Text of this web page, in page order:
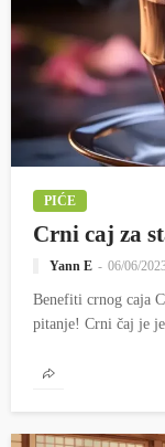
PIĆE
Crni caj za
Yann E 06/06/
Benefiti crnog caja
pitanje! Crni čaj je